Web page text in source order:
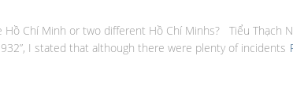
Hồ Chí Minh or two different Hồ Chí Minhs? Tiểu Thạch
I stated that although there were plenty of incidents